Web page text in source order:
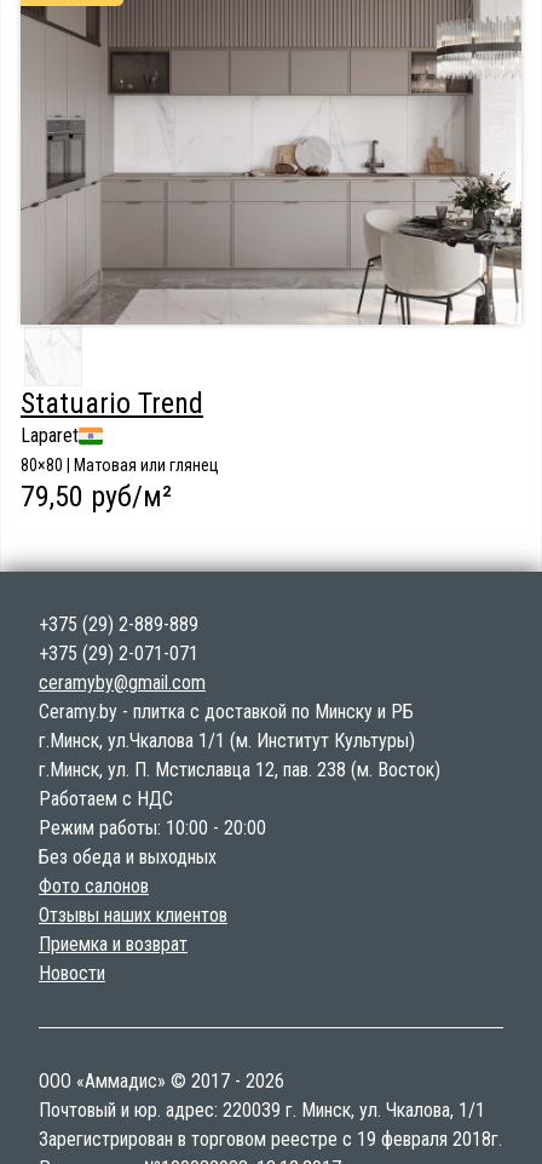
Statuario Trend
Laparet
80×80 | Матовая или глянец
79,50 руб/м²
+375 (29) 2-889-889
+375 (29) 2-071-071
ceramyby@gmail.com
Ceramy.by - плитка с доставкой по Минску и РБ
г.Минск, ул.Чкалова 1/1 (м. Институт Культуры)
г.Минск, ул. П. Мстиславца 12, пав. 238 (м. Восток)
Работаем с НДС
Режим работы: 10:00 - 20:00
Без обеда и выходных
Фото салонов
Отзывы наших клиентов
Приемка и возврат
Новости
ООО «Аммадис» © 2017 - 2026
Почтовый и юр. адрес: 220039 г. Минск, ул. Чкалова, 1/1
Зарегистрирован в торговом реестре с 19 февраля 2018г.